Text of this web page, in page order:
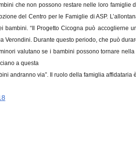
che non possono restare nelle loro
del Centro per le Famiglie di ASP.
“Il Progetto Cicogna può accoglierne
Verondini. Durante questo periodo, che può
valutano se i bambini possono tornare
a questa
andranno via”. Il ruolo della famiglia